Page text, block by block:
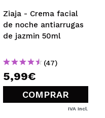
Ziaja - Crema facial
de noche antiarrugas
de jazmin 50ml
(47)
5,99€
COMPRAR
IVA Incl.